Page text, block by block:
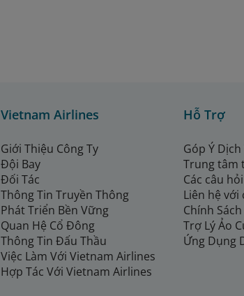
Vietnam Airlines
Giới Thiệu Công Ty
Đội Bay
Đối Tác
Thông Tin Truyền Thông
Phát Triển Bền Vững
Quan Hệ Cổ Đông
Thông Tin Đấu Thầu
Việc Làm Với Vietnam Airlines
Hợp Tác Với Vietnam Airlines
Hỗ Trợ
Góp Ý Dịch
Trung tâm
Các câu
Liên hệ với
Chính
Trợ Lý Ảo
Ứng Dụng